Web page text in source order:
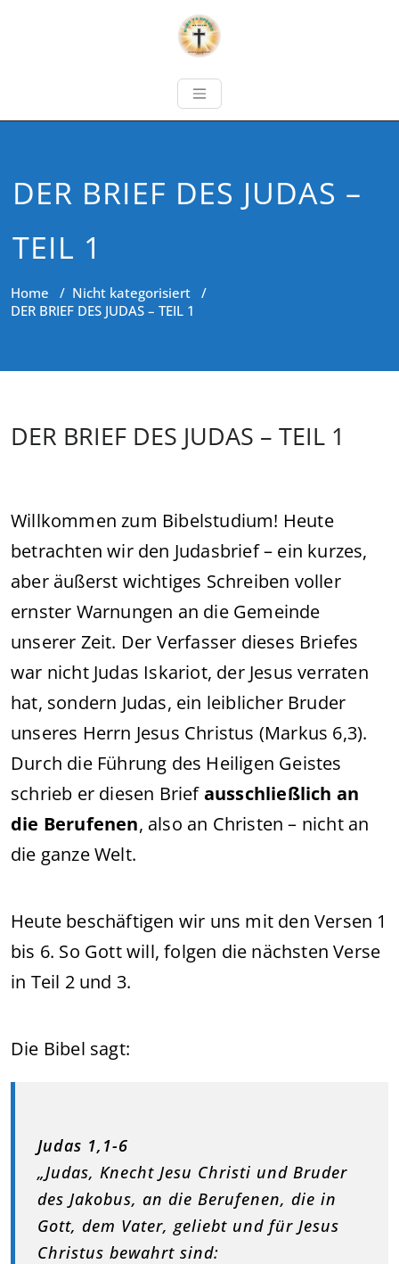
DER BRIEF DES JUDAS –
TEIL 1
Home / Nicht kategorisiert /
DER BRIEF DES JUDAS – TEIL 1
DER BRIEF DES JUDAS – TEIL 1
Willkommen zum Bibelstudium! Heute
betrachten wir den Judasbrief – ein kurzes,
aber äußerst wichtiges Schreiben voller
ernster Warnungen an die Gemeinde
unserer Zeit. Der Verfasser dieses Briefes
war nicht Judas Iskariot, der Jesus verraten
hat, sondern Judas, ein leiblicher Bruder
unseres Herrn Jesus Christus (Markus 6,3).
Durch die Führung des Heiligen Geistes
schrieb er diesen Briefausschließlich an
die Berufenen, also an Christen – nicht an
die ganze Welt.
Heute beschäftigen wir uns mit den Versen 1
bis 6. So Gott will, folgen die nächsten Verse
in Teil 2 und 3.
Die Bibel sagt:
Judas 1,1-6
„Judas, Knecht Jesu Christi und Bruder
des Jakobus, an die Berufenen, die in
Gott, dem Vater, geliebt und für Jesus
Christus bewahrt sind: